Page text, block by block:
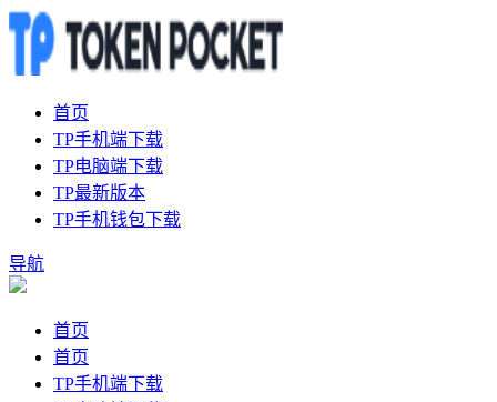
首页
TP手机端下载
TP电脑端下载
TP最新版本
TP手机钱包下载
导航
首页
首页
TP手机端下载